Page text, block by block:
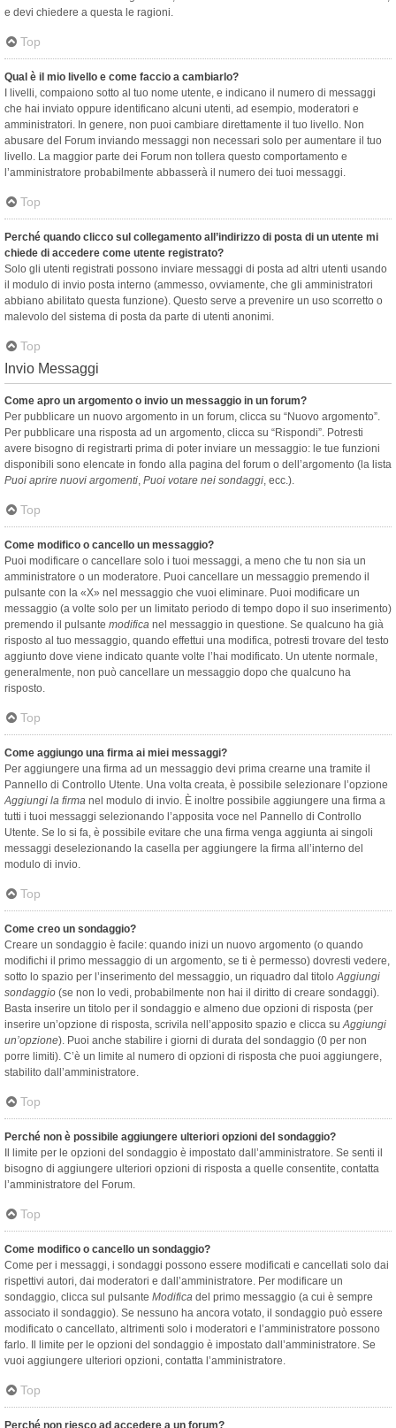
e devi chiedere a questa le ragioni.
Top
Qual è il mio livello e come faccio a cambiarlo?
I livelli, compaiono sotto al tuo nome utente, e indicano il numero di messaggi
che hai inviato oppure identificano alcuni utenti, ad esempio, moderatori e
amministratori. In genere, non puoi cambiare direttamente il tuo livello. Non
abusare del Forum inviando messaggi non necessari solo per aumentare il tuo
livello. La maggior parte dei Forum non tollera questo comportamento e
l’amministratore probabilmente abbasserà il numero dei tuoi messaggi.
Top
Perché quando clicco sul collegamento all’indirizzo di posta di un utente mi
chiede di accedere come utente registrato?
Solo gli utenti registrati possono inviare messaggi di posta ad altri utenti usando
il modulo di invio posta interno (ammesso, ovviamente, che gli amministratori
abbiano abilitato questa funzione). Questo serve a prevenire un uso scorretto o
malevolo del sistema di posta da parte di utenti anonimi.
Top
Invio Messaggi
Come apro un argomento o invio un messaggio in un forum?
Per pubblicare un nuovo argomento in un forum, clicca su “Nuovo argomento”.
Per pubblicare una risposta ad un argomento, clicca su “Rispondi”. Potresti
avere bisogno di registrarti prima di poter inviare un messaggio: le tue funzioni
disponibili sono elencate in fondo alla pagina del forum o dell’argomento (la lista
Puoi aprire nuovi argomenti, Puoi votare nei sondaggi, ecc.).
Top
Come modifico o cancello un messaggio?
Puoi modificare o cancellare solo i tuoi messaggi, a meno che tu non sia un
amministratore o un moderatore. Puoi cancellare un messaggio premendo il
pulsante con la «X» nel messaggio che vuoi eliminare. Puoi modificare un
messaggio (a volte solo per un limitato periodo di tempo dopo il suo inserimento)
premendo il pulsante modifica nel messaggio in questione. Se qualcuno ha già
risposto al tuo messaggio, quando effettui una modifica, potresti trovare del testo
aggiunto dove viene indicato quante volte l’hai modificato. Un utente normale,
generalmente, non può cancellare un messaggio dopo che qualcuno ha
risposto.
Top
Come aggiungo una firma ai miei messaggi?
Per aggiungere una firma ad un messaggio devi prima crearne una tramite il
Pannello di Controllo Utente. Una volta creata, è possibile selezionare l’opzione
Aggiungi la firma nel modulo di invio. È inoltre possibile aggiungere una firma a
tutti i tuoi messaggi selezionando l’apposita voce nel Pannello di Controllo
Utente. Se lo si fa, è possibile evitare che una firma venga aggiunta ai singoli
messaggi deselezionando la casella per aggiungere la firma all’interno del
modulo di invio.
Top
Come creo un sondaggio?
Creare un sondaggio è facile: quando inizi un nuovo argomento (o quando
modifichi il primo messaggio di un argomento, se ti è permesso) dovresti vedere,
sotto lo spazio per l’inserimento del messaggio, un riquadro dal titoloAggiungi
sondaggio (se non lo vedi, probabilmente non hai il diritto di creare sondaggi).
Basta inserire un titolo per il sondaggio e almeno due opzioni di risposta (per
inserire un’opzione di risposta, scrivila nell’apposito spazio e clicca suAggiungi
un’opzione). Puoi anche stabilire i giorni di durata del sondaggio (0 per non
porre limiti). C’è un limite al numero di opzioni di risposta che puoi aggiungere,
stabilito dall’amministratore.
Top
Perché non è possibile aggiungere ulteriori opzioni del sondaggio?
Il limite per le opzioni del sondaggio è impostato dall’amministratore. Se senti il
bisogno di aggiungere ulteriori opzioni di risposta a quelle consentite, contatta
l’amministratore del Forum.
Top
Come modifico o cancello un sondaggio?
Come per i messaggi, i sondaggi possono essere modificati e cancellati solo dai
rispettivi autori, dai moderatori e dall’amministratore. Per modificare un
sondaggio, clicca sul pulsante Modifica del primo messaggio (a cui è sempre
associato il sondaggio). Se nessuno ha ancora votato, il sondaggio può essere
modificato o cancellato, altrimenti solo i moderatori e l’amministratore possono
farlo. Il limite per le opzioni del sondaggio è impostato dall’amministratore. Se
vuoi aggiungere ulteriori opzioni, contatta l’amministratore.
Top
Perché non riesco ad accedere a un forum?